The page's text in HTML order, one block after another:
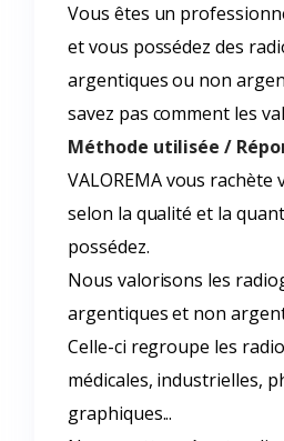
Vous êtes un
et vous possédez des
argentiques ou non
savez pas comment les
Méthode utilisée /
VALOREMA vous
selon la qualité et la
possédez.
Nous valorisons les
argentiques et non
Celle-ci regroupe les
médicales, industrielles,
graphiques...